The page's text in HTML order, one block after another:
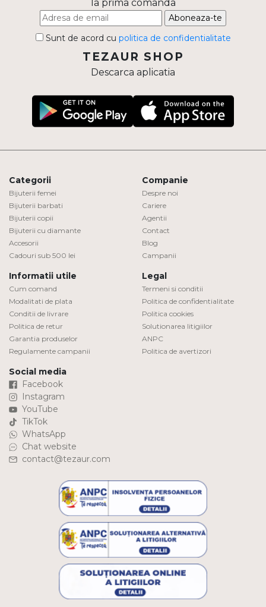
la prima comanda
Aboneaza-te
Sunt de acord cu politica de confidentialitate
TEZAUR SHOP
Descarca aplicatia
Categorii
Bijuterii femei
Bijuterii barbati
Bijuterii copii
Bijuterii cu diamante
Accesorii
Cadouri sub 500 lei
Companie
Despre noi
Cariere
Agentii
Contact
Blog
Campanii
Informatii utile
Cum comand
Modalitati de plata
Conditii de livrare
Politica de retur
Garantia produselor
Regulamente campanii
Legal
Termeni si conditii
Politica de confidentialitate
Politica cookies
Solutionarea litigiilor
ANPC
Politica de avertizori
Social media
Facebook
Instagram
YouTube
TikTok
WhatsApp
Chat website
contact@tezaur.com